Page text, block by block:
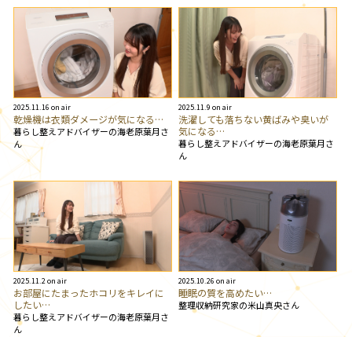
2025.11.16 on air
乾燥機は衣類ダメージが気になる…
暮らし整えアドバイザーの海老原葉月さ
ん
2025.11.9 on air
洗濯しても落ちない黄ばみや臭いが
気になる…
暮らし整えアドバイザーの海老原葉月さ
ん
2025.11.2 on air
お部屋にたまったホコリをキレイに
したい…
暮らし整えアドバイザーの海老原葉月さ
ん
2025.10.26 on air
睡眠の質を高めたい…
整理収納研究家の米山真央さん